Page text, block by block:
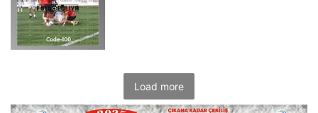
Load more